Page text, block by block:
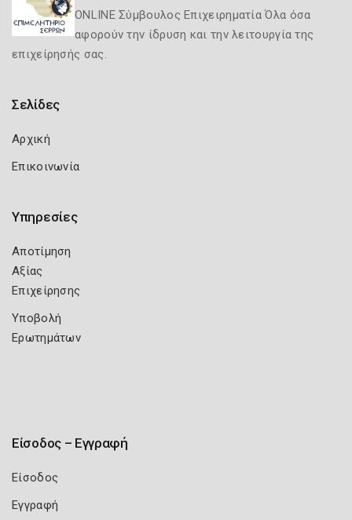
ONLINE Σύμβουλος Επιχειρηματία Όλα όσα
αφορούν την ίδρυση και την λειτουργία της
επιχείρησής σας.
Σελίδες
Αρχική
Επικοινωνία
Υπηρεσίες
Αποτίμηση
Αξίας
Επιχείρησης
Υποβολή
Ερωτημάτων
Είσοδος – Εγγραφή
Είσοδος
Εγγραφή